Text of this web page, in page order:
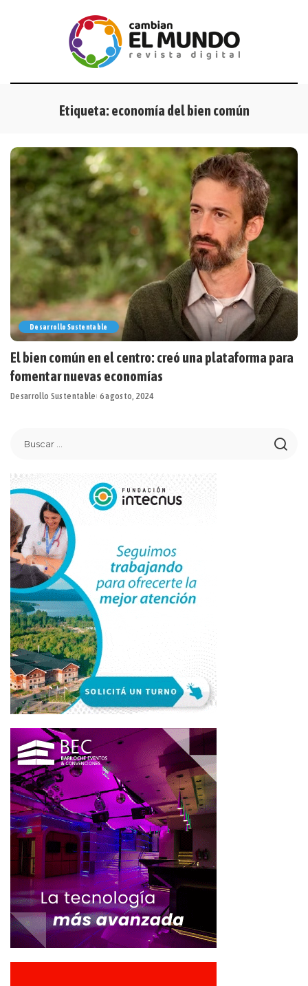
Etiqueta: economía del bien común
Desarrollo Sustentable
El bien común en el centro: creó una plataforma para
fomentar nuevas economías
Desarrollo Sustentable 6 agosto, 2024